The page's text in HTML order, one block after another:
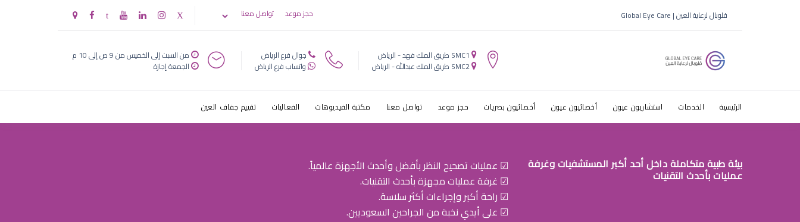
لقاء مع طبيب عيون التخصصي
قلوبال لرعاية العين | Global Eye Care حجز موعد تواصل معنا
SMC1 طريق الملك فهد - الرياض
SMC2 طريق الملك عبدالله - الرياض
جوال فرع الرياض
واتساب فرع الرياض
من السبت إلى الخميس من 9 ص إلى 10 م
الجمعة إجازة
الرئيسية الخدمات استشاريون عيون أخصائيون عيون أخصائيون بصريات حجز موعد تواصل معنا مكتبة الفيديوهات الفعاليات تقييم جفاف العين
بيئة طبية متكاملة داخل أحد أكبر المستشفيات وغرفة
عمليات بأحدث التقنيات
☑ عمليات تصحيح النظر بأفضل وأحدث الأجهزة عالمياً.
☑ غرفة عمليات مجهزة بأحدث التقنيات.
☑ راحة أكبر وإجراءات أكثر سلاسة.
☑ على أيدي نخبة من الجراحين السعوديين.